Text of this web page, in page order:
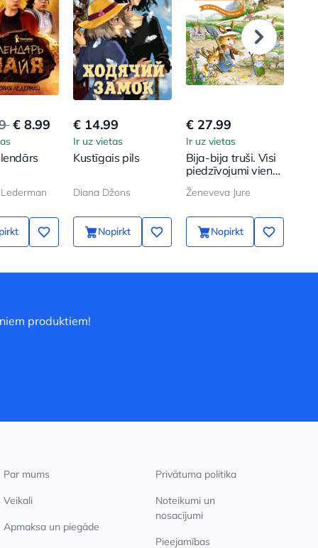
€ 8.99 € 14.99
Ir uz vietas
Kustīgais pils
Diana Džons
Nopirkt
€ 27.99
Ir uz vietas
Bija-bija truši. Visi
piedzīvojumi vienā
sējumā
Ženeveva Jure
Nopirkt
produktiem!
Par mums
Veikali
Apmaksa un piegāde
Privātuma politika
Noteikumi un
nosacījumi
Pieejamības